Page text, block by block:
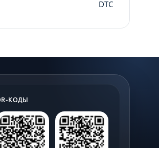
DTC
КОДЫ